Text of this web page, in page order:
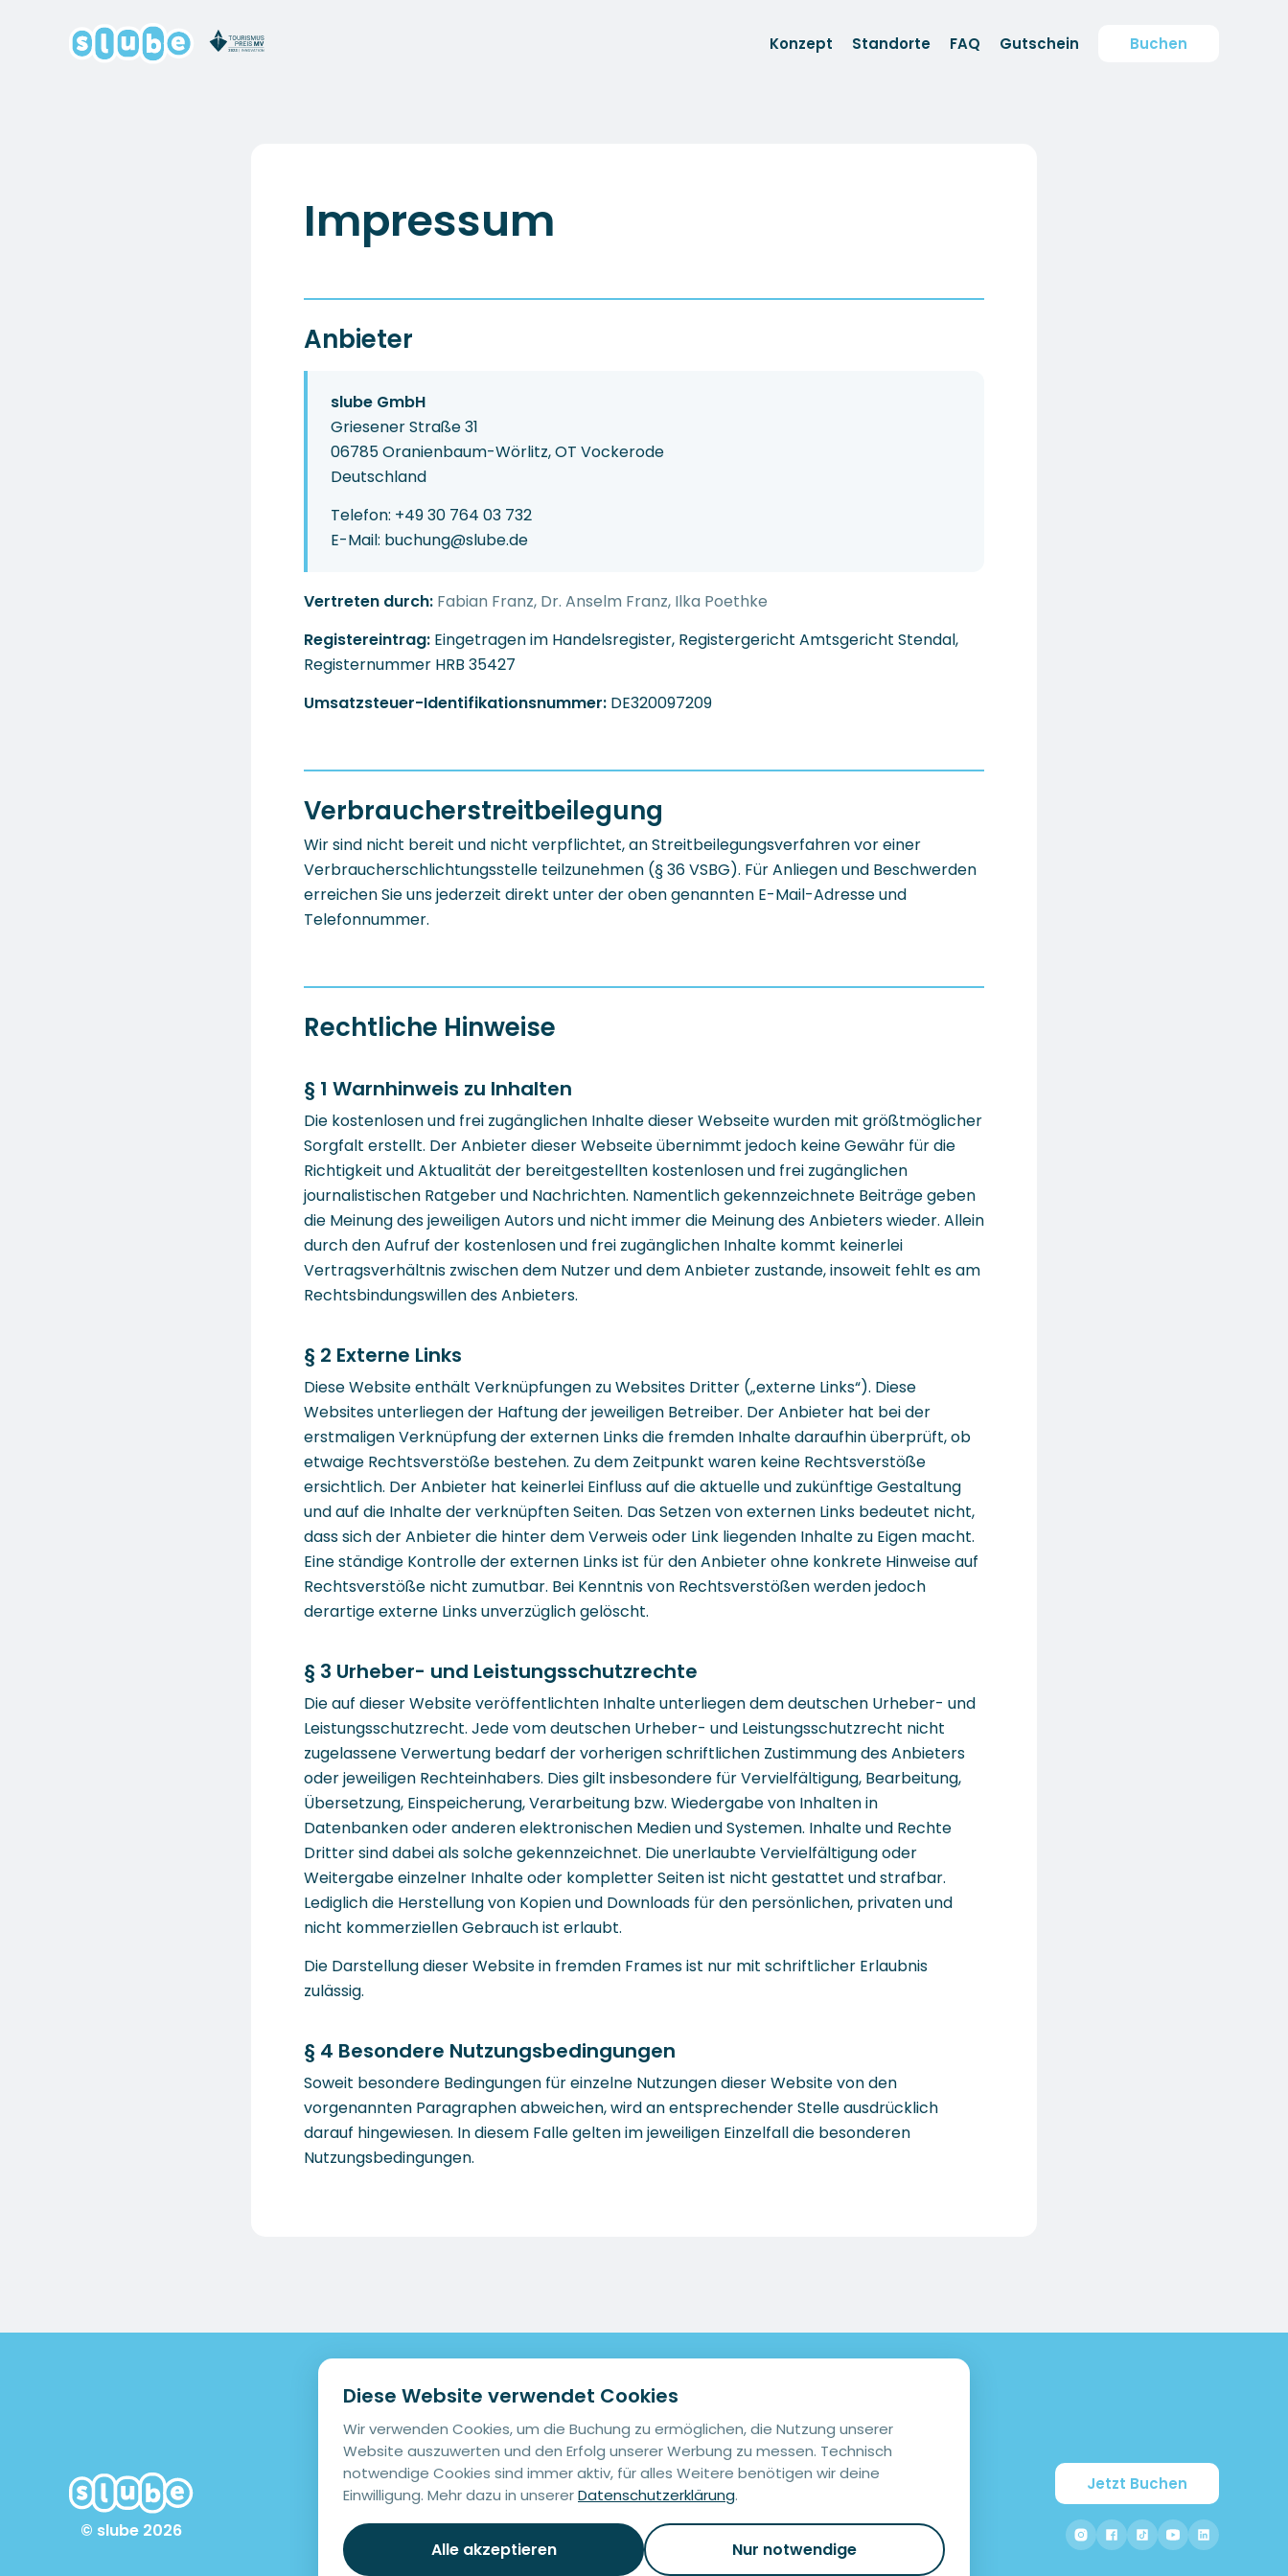
Konzept Standorte FAQ Gutschein Buchen
Impressum
Anbieter
slube GmbH
Griesener Straße 31
06785 Oranienbaum-Wörlitz, OT Vockerode
Deutschland
Telefon: +49 30 764 03 732
E-Mail: buchung@slube.de
Vertreten durch: Fabian Franz, Dr. Anselm Franz, Ilka Poethke
Registereintrag: Eingetragen im Handelsregister, Registergericht Amtsgericht Stendal,
Registernummer HRB 35427
Umsatzsteuer-Identifikationsnummer: DE320097209
Verbraucherstreitbeilegung
Wir sind nicht bereit und nicht verpflichtet, an Streitbeilegungsverfahren vor einer
Verbraucherschlichtungsstelle teilzunehmen (§ 36 VSBG). Für Anliegen und Beschwerden
erreichen Sie uns jederzeit direkt unter der oben genannten E-Mail-Adresse und
Telefonnummer.
Rechtliche Hinweise
§ 1 Warnhinweis zu Inhalten
Die kostenlosen und frei zugänglichen Inhalte dieser Webseite wurden mit größtmöglicher
Sorgfalt erstellt. Der Anbieter dieser Webseite übernimmt jedoch keine Gewähr für die
Richtigkeit und Aktualität der bereitgestellten kostenlosen und frei zugänglichen
journalistischen Ratgeber und Nachrichten. Namentlich gekennzeichnete Beiträge geben
die Meinung des jeweiligen Autors und nicht immer die Meinung des Anbieters wieder. Allein
durch den Aufruf der kostenlosen und frei zugänglichen Inhalte kommt keinerlei
Vertragsverhältnis zwischen dem Nutzer und dem Anbieter zustande, insoweit fehlt es am
Rechtsbindungswillen des Anbieters.
§ 2 Externe Links
Diese Website enthält Verknüpfungen zu Websites Dritter („externe Links“). Diese
Websites unterliegen der Haftung der jeweiligen Betreiber. Der Anbieter hat bei der
erstmaligen Verknüpfung der externen Links die fremden Inhalte daraufhin überprüft, ob
etwaige Rechtsverstöße bestehen. Zu dem Zeitpunkt waren keine Rechtsverstöße
ersichtlich. Der Anbieter hat keinerlei Einfluss auf die aktuelle und zukünftige Gestaltung
und auf die Inhalte der verknüpften Seiten. Das Setzen von externen Links bedeutet nicht,
dass sich der Anbieter die hinter dem Verweis oder Link liegenden Inhalte zu Eigen macht.
Eine ständige Kontrolle der externen Links ist für den Anbieter ohne konkrete Hinweise auf
Rechtsverstöße nicht zumutbar. Bei Kenntnis von Rechtsverstößen werden jedoch
derartige externe Links unverzüglich gelöscht.
§ 3 Urheber- und Leistungsschutzrechte
Die auf dieser Website veröffentlichten Inhalte unterliegen dem deutschen Urheber- und
Leistungsschutzrecht. Jede vom deutschen Urheber- und Leistungsschutzrecht nicht
zugelassene Verwertung bedarf der vorherigen schriftlichen Zustimmung des Anbieters
oder jeweiligen Rechteinhabers. Dies gilt insbesondere für Vervielfältigung, Bearbeitung,
Übersetzung, Einspeicherung, Verarbeitung bzw. Wiedergabe von Inhalten in
Datenbanken oder anderen elektronischen Medien und Systemen. Inhalte und Rechte
Dritter sind dabei als solche gekennzeichnet. Die unerlaubte Vervielfältigung oder
Weitergabe einzelner Inhalte oder kompletter Seiten ist nicht gestattet und strafbar.
Lediglich die Herstellung von Kopien und Downloads für den persönlichen, privaten und
nicht kommerziellen Gebrauch ist erlaubt.
Die Darstellung dieser Website in fremden Frames ist nur mit schriftlicher Erlaubnis
zulässig.
§ 4 Besondere Nutzungsbedingungen
Soweit besondere Bedingungen für einzelne Nutzungen dieser Website von den
vorgenannten Paragraphen abweichen, wird an entsprechender Stelle ausdrücklich
darauf hingewiesen. In diesem Falle gelten im jeweiligen Einzelfall die besonderen
Nutzungsbedingungen.
© slube 2026
Navigation
Home
Standorte
Konzept
Buchen
Rechtliches
Impressum
Datenschutz
AGB
Jetzt Buchen
Diese Website verwendet Cookies
Wir verwenden Cookies, um die Buchung zu ermöglichen, die Nutzung unserer
Website auszuwerten und den Erfolg unserer Werbung zu messen. Technisch
notwendige Cookies sind immer aktiv, für alles Weitere benötigen wir deine
Einwilligung. Mehr dazu in unsererDatenschutzerklärung.
Alle akzeptieren Nur notwendige